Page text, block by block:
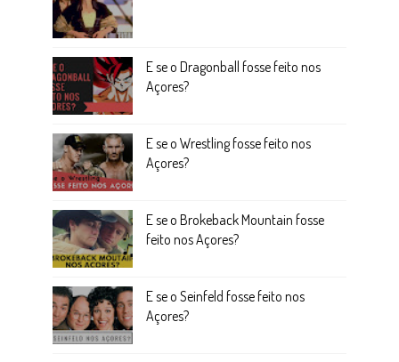
E se o Dragonball fosse feito nos
Açores?
E se o Wrestling fosse feito nos
Açores?
E se o Brokeback Mountain fosse
feito nos Açores?
E se o Seinfeld fosse feito nos
Açores?